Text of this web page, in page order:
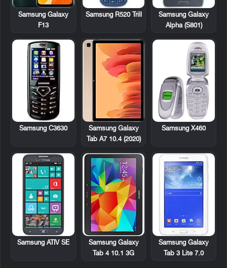
Samsung Galaxy
Alpha (S801)
Samsung R520 Trill
Samsung Galaxy
F13
Samsung X460
Samsung Galaxy
Tab A7 10.4 (2020)
Samsung C3630
Samsung Galaxy
Tab 3 Lite 7.0
Samsung Galaxy
Tab 4 10.1 3G
Samsung ATIV SE